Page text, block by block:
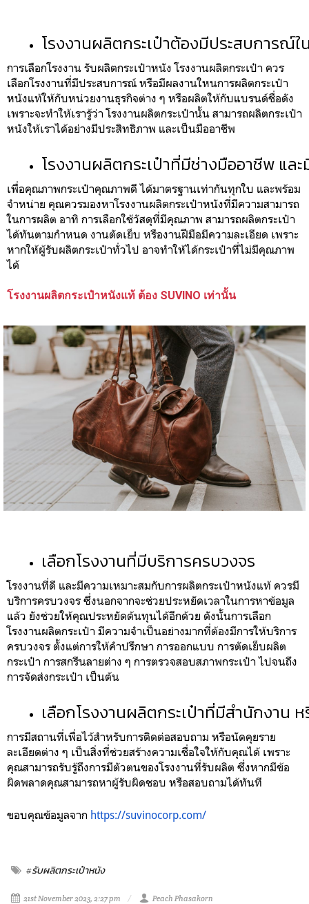
โรงงานผลิตกระเป๋าต้องมีประสบการณ์
การเลือกโรงงาน รับผลิตกระเป๋าหนัง โรงงานผลิตกระเป๋า ควร
เลือกโรงงานที่มีประสบการณ์ หรือมีผลงานใหนการผลิตกระเป๋า
หนังแท้ให้กับหน่วยงานธุรกิจต่าง ๆ หรือผลิตให้กับแบรนด์ชื่อดัง
เพราะจะทำให้เรารู้ว่า โรงงานผลิตกระเป๋านั้น สามารถผลิตกระเป๋า
หนังให้เราได้อย่างมีประสิทธิภาพ และเป็นมืออาชีพ
โรงงานผลิตกระเป๋าที่มีช่างมืออาชีพ แล
เพื่อคุณภาพกระเป๋าคุณภาพดี ได้มาตรฐานเท่ากันทุกใบ และพร้อม
จำหน่าย คุณควรมองหาโรงงานผลิตกระเป๋าหนังที่มีความสามารถ
ในการผลิต อาทิ การเลือกใช้วัสดุที่มีคุณภาพ สามารถผลิตกระเป๋า
ได้ทันตามกำหนด งานตัดเย็บ หรืองานฝีมือมีความละเอียด เพราะ
หากให้ผู้รับผลิตกระเป๋าทั่วไป อาจทำให้ได้กระเป๋าที่ไม่มีคุณภาพ
ได้
โรงงานผลิตกระเป๋าหนังแท้ ต้อง SUVINO เท่านั้น
เลือกโรงงานที่มีบริการครบวงจร
โรงงานที่ดี และมีความเหมาะสมกับการผลิตกระเป๋าหนังแท้ ควรมี
บริการครบวงจร ซึ่งนอกจากจะช่วยประหยัดเวลาในการหาข้อมูล
แล้ว ยังช่วยให้คุณประหยัดต้นทุนได้อีกด้วย ดังนั้นการเลือก
โรงงานผลิตกระเป๋า มีความจำเป็นอย่างมากที่ต้องมีการให้บริการ
ครบวงจร ตั้งแต่การให้คำปรึกษา การออกแบบ การตัดเย็บผลิต
กระเป๋า การสกรีนลายต่าง ๆ การตรวจสอบสภาพกระเป๋า ไปจนถึง
การจัดส่งกระเป๋า เป็นต้น
เลือกโรงงานผลิตกระเป๋าที่มีสำนักงาน
การมีสถานที่เพื่อไว้สำหรับการติดต่อสอบถาม หรือนัดคุยราย
ละเอียดต่าง ๆ เป็นสิ่งที่ช่วยสร้างความเชื่อใจให้กับคุณได้ เพราะ
คุณสามารถรับรู้ถึงการมีตัวตนของโรงงานที่รับผลิต ซึ่งหากมีข้อ
ผิดพลาดคุณสามารถหาผู้รับผิดชอบ หรือสอบถามได้ทันที
ขอบคุณข้อมูลจาก https://suvinocorp.com/
#รับผลิตกระเป๋าหนัง
21st November 2023, 2:27 pm Peach Phasakorn